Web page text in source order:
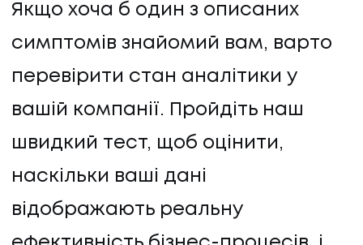
Якщо хоча б один з описаних
симптомів знайомий вам, варто
перевірити стан аналітики у
вашій компанії. Пройдіть наш
швидкий тест, щоб оцінити,
наскільки ваші дані
відображають реальну